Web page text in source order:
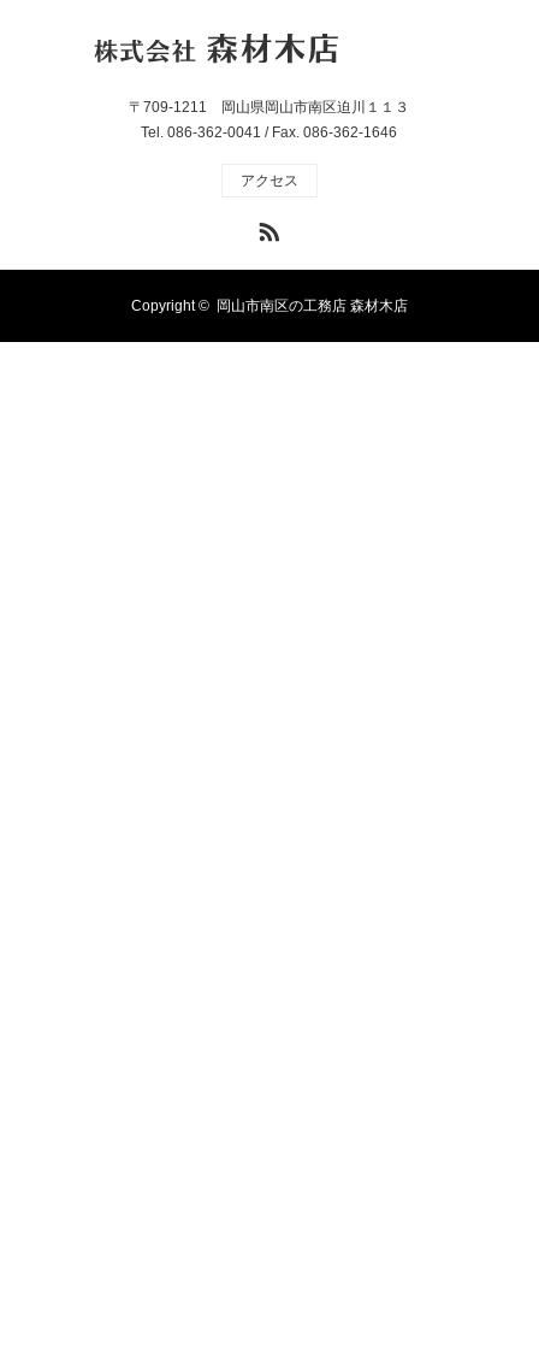
〒709-1211 岡山県岡山市南区迫川１１３
Tel. 086-362-0041 / Fax. 086-362-1646
アクセス
Copyright © 岡山市南区の工務店 森材木店